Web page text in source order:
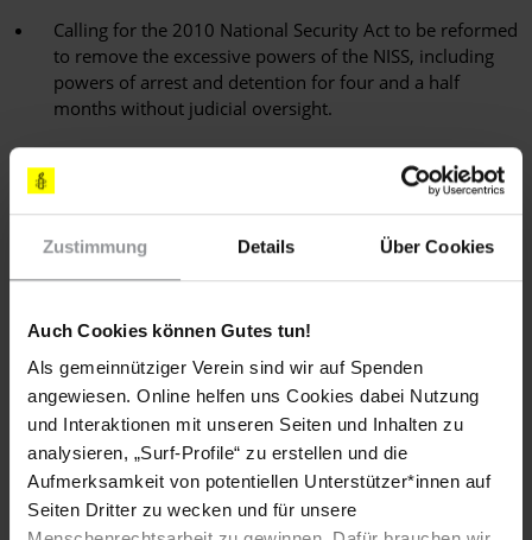
Zustimmung Details Über Cookies
Auch Cookies können Gutes tun!
Als gemeinnütziger Verein sind wir auf Spenden
angewiesen. Online helfen uns Cookies dabei Nutzung
und Interaktionen mit unseren Seiten und Inhalten zu
analysieren, „Surf-Profile“ zu erstellen und die
Aufmerksamkeit von potentiellen Unterstützer*innen auf
Seiten Dritter zu wecken und für unsere
Calling for the 2010 National Security Act to be reformed
to remove the excessive powers of the NISS, including
powers of arrest and detention for four and a half
months without judicial oversight.
Sachlage
Am 2. Februar wurden 16 Menschen, darunter neun
Mitarbeiter der Wochenzeitung Al Midan, von Angehörigen
festgenommen. Schätzungen zufolge befinden sich noch 60
Menschen in Haft, die infolge friedlicher Demonstrationen am
30. Januar und 2. Februar in der sudanesischen Hauptstadt
Khartum festgenommen worden waren. Ihnen drohen Folter
und andere Misshandlungen.
Zeug_innen berichteten, dass etwa 20 Angehörige des
Staatssicherheitsdienstes in Zivil den Redaktionssitz von Al
Midan umstellten und 16 Personen festnahmen, als diese das